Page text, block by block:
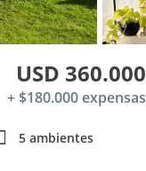
USD 360.000
+ $180.000 expensas
5 ambientes